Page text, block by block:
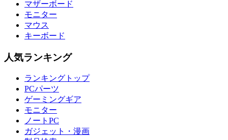
マザーボード
モニター
マウス
キーボード
人気ランキング
ランキングトップ
PCパーツ
ゲーミングギア
モニター
ノートPC
ガジェット・漫画